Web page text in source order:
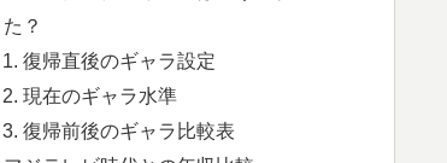
た？
復帰直後のギャラ設定
現在のギャラ水準
復帰前後のギャラ比較表